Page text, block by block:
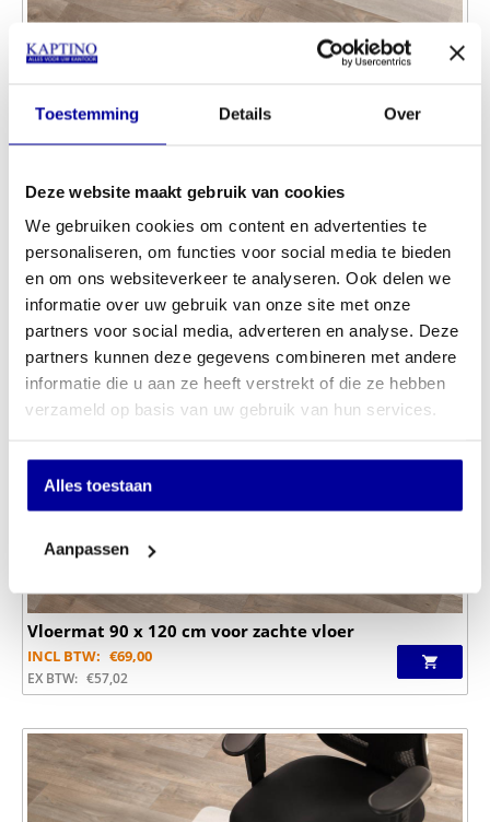
Toestemming Details Over
Deze website maakt gebruik van cookies
We gebruiken cookies om content en advertenties te
personaliseren, om functies voor social media te bieden
en om ons websiteverkeer te analyseren. Ook delen we
informatie over uw gebruik van onze site met onze
partners voor social media, adverteren en analyse. Deze
partners kunnen deze gegevens combineren met andere
informatie die u aan ze heeft verstrekt of die ze hebben
verzameld op basis van uw gebruik van hun services.
Alles toestaan
Aanpassen
Vloermat 90 x 120 cm voor harde vloer
EX BTW: €57,02
Vloermat 90 x 120 cm voor zachte vloer
INCL BTW: €69,00
EX BTW: €57,02